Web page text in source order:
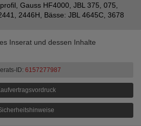
Gauss HF4000, JBL 375, 075,
2446H, Bässe: JBL 4645C, 3678
Inserat und dessen Inhalte
ID: 6157277987